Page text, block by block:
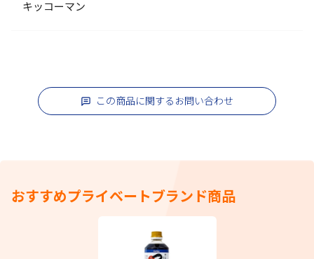
キッコーマン
この商品に関するお問い合わせ
おすすめプライベートブランド商品